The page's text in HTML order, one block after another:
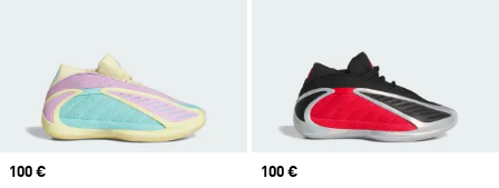
Prix
100 €
Prix
100 €